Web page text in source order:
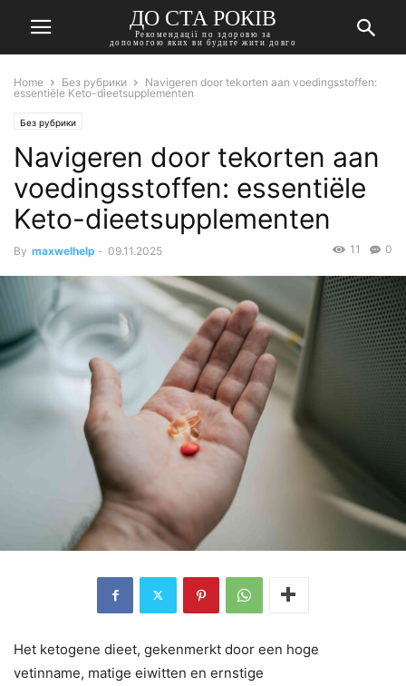
ДО СТА РОКІВ
Рекомендації по здоровю за
допомогою яких ви будите жити довго
Home Без рубрики
Navigeren door tekorten aan voedingsstoffen:
essentiële Keto-dieetsupplementen
Без рубрики
Navigeren door tekorten aan
voedingsstoffen: essentiële
Keto-dieetsupplementen
By maxwelhelp - 09.11.2025 0
11
Het ketogene dieet, gekenmerkt door een hoge
vetinname, matige eiwitten en ernstige